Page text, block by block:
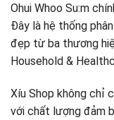
Ohui Whoo Su:m
Đây là hệ thống
đẹp từ ba thương
Household &
Xíu Shop không chỉ
với chất lượng đảm